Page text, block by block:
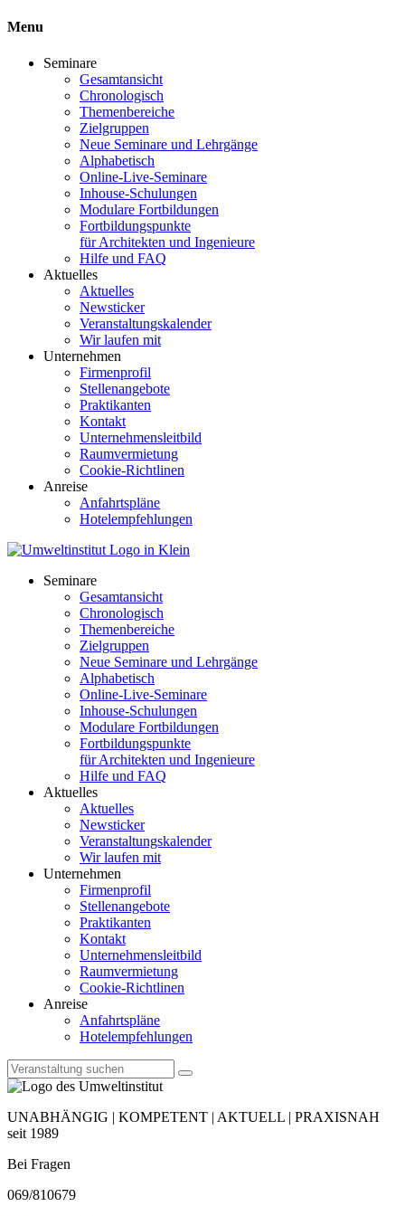
Menu
Seminare
Gesamtansicht
Chronologisch
Themenbereiche
Zielgruppen
Neue Seminare und Lehrgänge
Alphabetisch
Online-Live-Seminare
Inhouse-Schulungen
Modulare Fortbildungen
Fortbildungspunkte
für Architekten und Ingenieure
Hilfe und FAQ
Aktuelles
Aktuelles
Newsticker
Veranstaltungskalender
Wir laufen mit
Unternehmen
Firmenprofil
Stellenangebote
Praktikanten
Kontakt
Unternehmensleitbild
Raumvermietung
Cookie-Richtlinen
Anreise
Anfahrtspläne
Hotelempfehlungen
Seminare
Gesamtansicht
Chronologisch
Themenbereiche
Zielgruppen
Neue Seminare und Lehrgänge
Alphabetisch
Online-Live-Seminare
Inhouse-Schulungen
Modulare Fortbildungen
Fortbildungspunkte
für Architekten und Ingenieure
Hilfe und FAQ
Aktuelles
Aktuelles
Newsticker
Veranstaltungskalender
Wir laufen mit
Unternehmen
Firmenprofil
Stellenangebote
Praktikanten
Kontakt
Unternehmensleitbild
Raumvermietung
Cookie-Richtlinen
Anreise
Anfahrtspläne
Hotelempfehlungen
UNABHÄNGIG | KOMPETENT | AKTUELL | PRAXISNAH
seit 1989
Bei Fragen
069/810679